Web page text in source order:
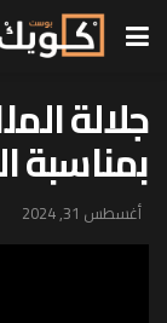
جلالة
بمناسبة
أغسطس 31, 2024